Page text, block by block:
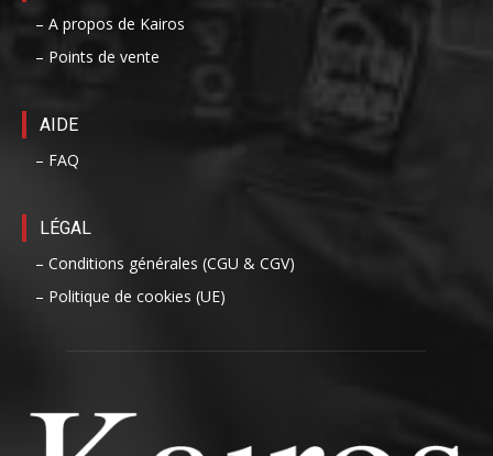
– A propos de Kairos
– Points de vente
AIDE
– FAQ
LÉGAL
– Conditions générales (CGU & CGV)
– Politique de cookies (UE)